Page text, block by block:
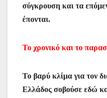
σύγκρουση και τα
έπονται.
Το χρονικό και το
Το βαρύ κλίμα για τον
Ελλάδος σοβούσε εδώ